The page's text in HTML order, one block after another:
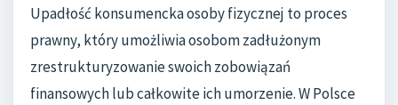
Upadłość konsumencka osoby fizycznej to proces
prawny, który umożliwia osobom zadłużonym
zrestrukturyzowanie swoich zobowiązań
finansowych lub całkowite ich umorzenie. W Polsce